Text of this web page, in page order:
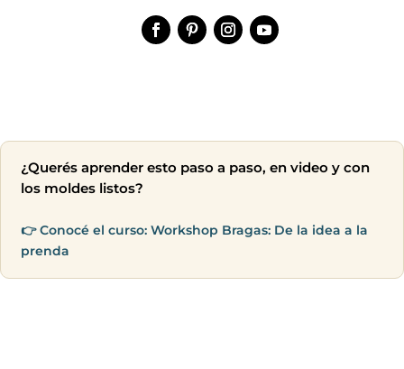
¿Querés aprender esto paso a paso, en video y con
los moldes listos?
👉 Conocé el curso: Workshop Bragas: De la idea a la
prenda